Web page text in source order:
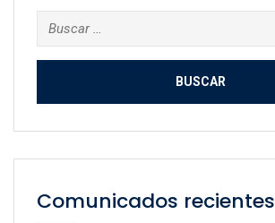
Buscar:
Comunicados recientes